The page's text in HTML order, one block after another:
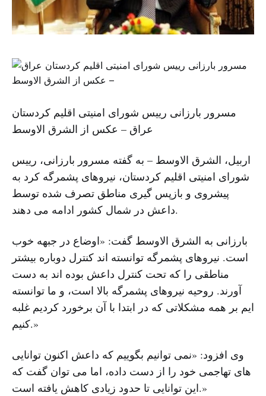
مسرور بارزانی رییس شورای امنیتی اقلیم کردستان
عراق – عکس از الشرق الاوسط
اربیل، الشرق الاوسط – به گفته مسرور بارزانی، رییس
شورای امنیتی اقلیم کردستان، نیروهای پشمرگه کرد به
پیشروی و بازپس گیری مناطق تصرف شده توسط
داعش در شمال کشور ادامه می دهند.
بارزانی به الشرق الاوسط گفت: «اوضاع در جبهه خوب
است. نیروهای پشمرگه توانسته اند کنترل دوباره بیشتر
مناطقی را که تحت کنترل داعش بوده اند به دست
آورند. روحیه نیروهای پشمرگه بالا است، و ما توانسته
ایم بر همه مشکلاتی که در ابتدا با آن برخورد کردیم غلبه
کنیم.»
وی افزود: «نمی توانیم بگوییم که داعش اکنون توانایی
های تهاجمی خود را از دست داده، اما می توان گفت که
این توانایی تا حدود زیادی کاهش یافته است.»